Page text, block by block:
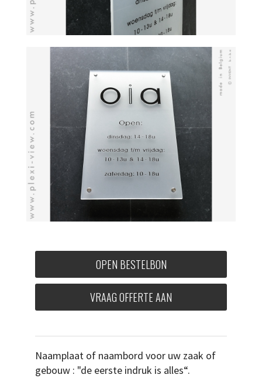
OPEN BESTELBON
VRAAG OFFERTE AAN
Naamplaat of naambord voor uw zaak of
gebouw : "de eerste indruk is alles“.